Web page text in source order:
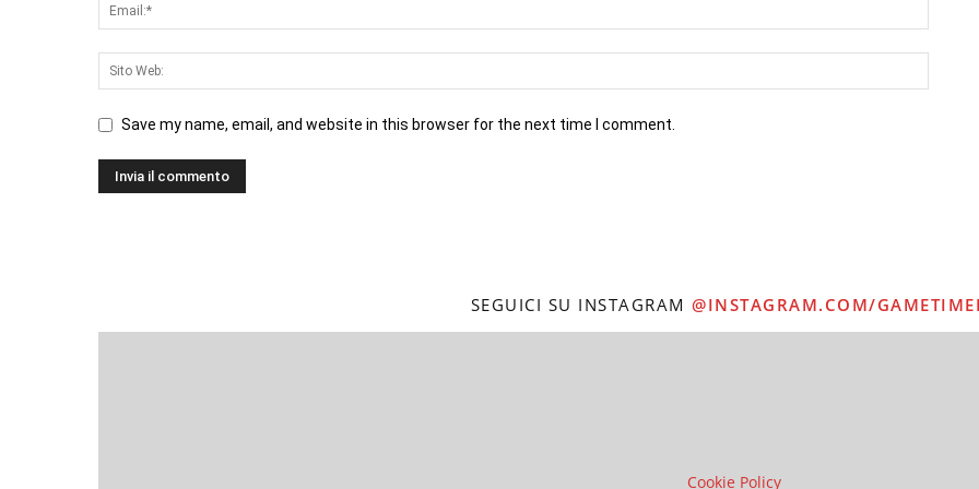
Save my name, email, and website in this browser for the next time I comment.
SEGUICI SU INSTAGRAM @INSTAGRAM.COM/
Cookie Policy